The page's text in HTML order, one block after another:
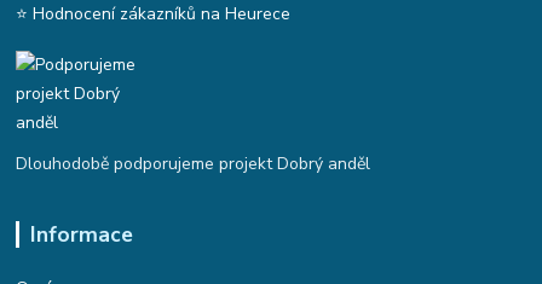
⭐ Hodnocení zákazníků na Heurece
Dlouhodobě podporujeme projekt Dobrý anděl
Informace